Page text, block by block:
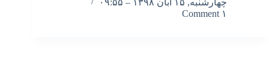
چهارشنبه, ۱۵ آبان ۱۳۹۸ – ۰۹:۵۵
۱ Comment